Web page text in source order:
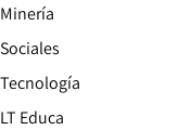
Minería
Sociales
Tecnología
LT Educa